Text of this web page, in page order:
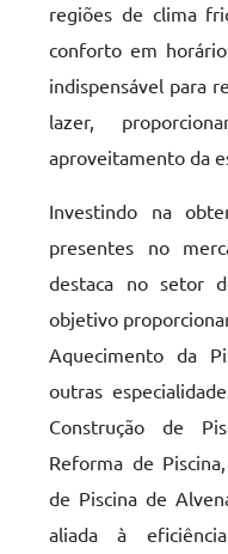
regiões de clima
conforto em
indispensável para
lazer,
aproveitamento da
Investindo na
presentes no
destaca no setor
objetivo
Aquecimento da
outras
Construção de
Reforma de
de Piscina de
aliada à